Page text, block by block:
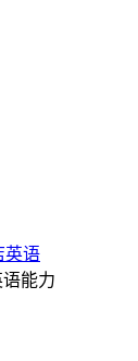
英语
能力